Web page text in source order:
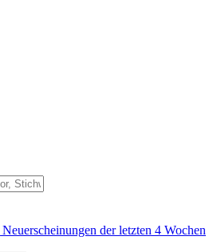
Neuerscheinungen der letzten 4 Wochen